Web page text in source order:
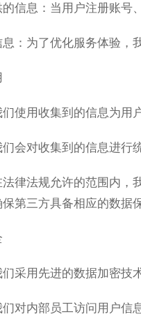
信息‌：当用户注册账号
：为了优化服务体验，
使用收集到的信息为用
会对收集到的信息进行
律法规允许的范围内，
第三方具备相应的数据
采用先进的数据加密技
对内部员工访问用户信